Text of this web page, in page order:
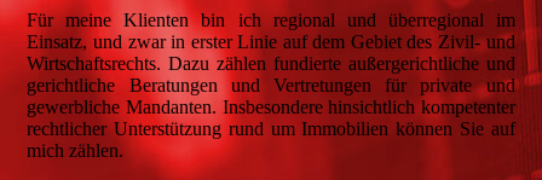
Für meine Klienten bin ich regional und überregional im
Einsatz, und zwar in erster Linie auf dem Gebiet des Zivil- und
Wirtschaftsrechts. Dazu zählen fundierte außergerichtliche und
gerichtliche Beratungen und Vertretungen für private und
gewerbliche Mandanten. Insbesondere hinsichtlich kompetenter
rechtlicher Unterstützung rund um Immobilien können Sie auf
mich zählen.